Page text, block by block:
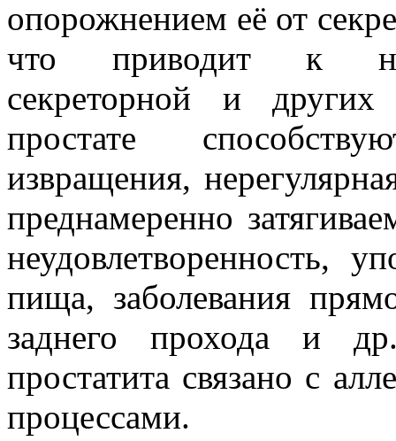
опорожнением её от
что приводит к
секреторной и
простате
извращения,
преднамеренно
неудовлетворенность,
пища, заболевания
заднего прохода и
простатита связано с
процессами.